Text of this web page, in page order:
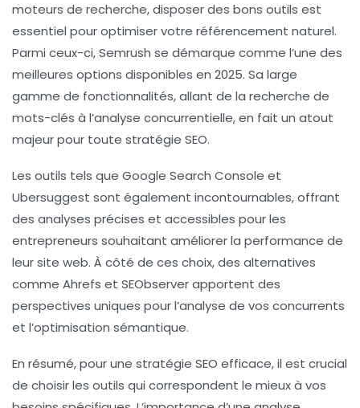
moteurs de recherche, disposer des bons outils est
essentiel pour optimiser votre référencement naturel.
Parmi ceux-ci,Semrush se démarque comme l’une des
meilleures options disponibles en 2025. Sa large
gamme de fonctionnalités, allant de la recherche de
mots-clés à l’analyse concurrentielle, en fait un atout
majeur pour toute stratégie SEO.
Les outils tels que Google Search Console et
Ubersuggest sont également incontournables, offrant
des analyses précises et accessibles pour les
entrepreneurs souhaitant améliorer la performance de
leursite web. À côté de ces choix, des alternatives
comme Ahrefs et SEObserverapportent des
perspectives uniques pour l’analyse de vos concurrents
et l’optimisation sémantique.
En résumé, pour une stratégie SEO efficace, il est crucial
de choisir les outils qui correspondent le mieux à vos